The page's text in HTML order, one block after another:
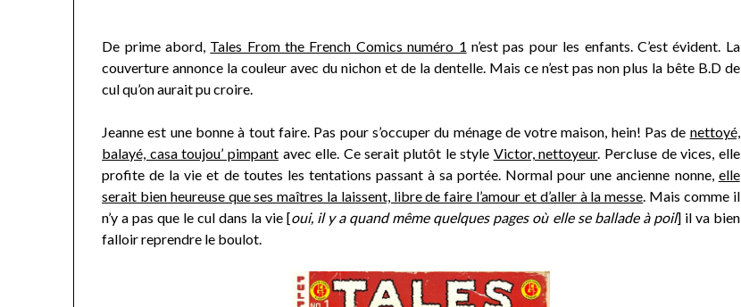
De prime abord, Tales From the French Comics numéro 1 n’est pas pour les enfants. C’est évident. La
couverture annonce la couleur avec du nichon et de la dentelle. Mais ce n’est pas non plus la bête B.D de
cul qu’on aurait pu croire.
Jeanne est une bonne à tout faire. Pas pour s’occuper du ménage de votre maison, hein! Pas de nettoyé,
balayé, casa toujou’ pimpantavec elle. Ce serait plutôt le style Victor, nettoyeur. Percluse de vices, elle
profite de la vie et de toutes les tentations passant à sa portée. Normal pour une ancienne nonne, elle
serait bien heureuse que ses maîtres la laissent, libre de faire l’amour et d’aller à la messe. Mais comme il
n’y a pas que le cul dans la vie [oui, il y a quand même quelques pages où elle se ballade à poil] il va bien
falloir reprendre le boulot.